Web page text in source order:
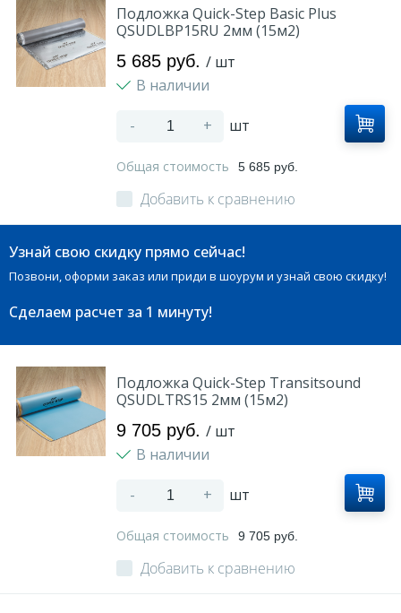
Подложка Quick-Step Basic Plus
QSUDLBP15RU 2мм (15м2)
5 685 руб. / шт
В наличии
- + шт
Общая стоимость 5 685 руб.
Добавить к сравнению
Узнай свою скидку прямо сейчас!
Позвони, оформи заказ или приди в шоурум и узнай свою скидку!
Сделаем расчет за 1 минуту!
Подложка Quick-Step Transitsound
QSUDLTRS15 2мм (15м2)
9 705 руб. / шт
В наличии
- + шт
Общая стоимость 9 705 руб.
Добавить к сравнению